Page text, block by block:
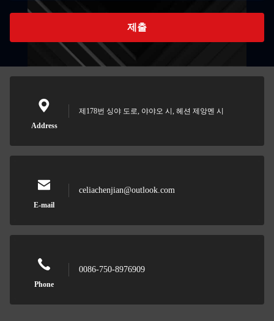
제출
Address
제178번 싱야 도로, 야야오 시, 헤션 제앙멘 시
E-mail
celiachenjian@outlook.com
Phone
0086-750-8976909